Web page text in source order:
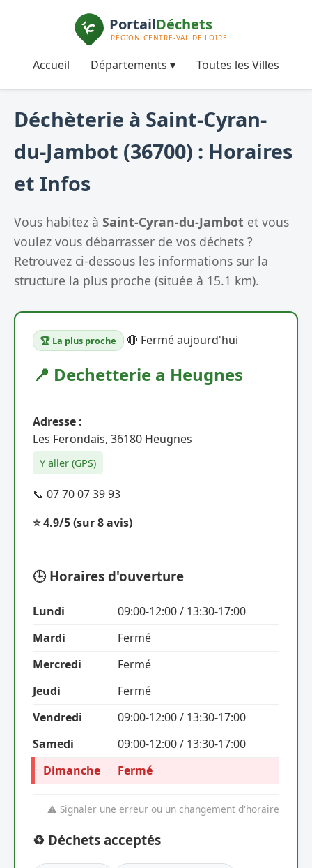
Accueil Départements ▾ Toutes les Villes
Déchèterie à Saint-Cyran-
du-Jambot (36700) : Horaires
et Infos
Vous habitez à Saint-Cyran-du-Jambot et vous
voulez vous débarrasser de vos déchets ?
Retrouvez ci-dessous les informations sur la
structure la plus proche (située à 15.1 km).
🏆 La plus proche 🔴 Fermé aujourd'hui
📍 Dechetterie a Heugnes
Adresse :
Les Ferondais, 36180 Heugnes
Y aller (GPS)
📞 07 70 07 39 93
⭐ 4.9/5(sur 8 avis)
🕒 Horaires d'ouverture
Lundi
09:00-12:00 / 13:30-17:00
Mardi
Fermé
Mercredi
Fermé
Jeudi
Fermé
Vendredi
09:00-12:00 / 13:30-17:00
Samedi
09:00-12:00 / 13:30-17:00
Dimanche
Fermé
⚠️ Signaler une erreur ou un changement d'horaire
♻️ Déchets acceptés